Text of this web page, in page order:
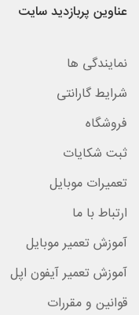
عناوین پربازدید سایت
نمایندگی ها
شرایط گارانتی
فروشگاه
ثبت شکایات
تعمیرات موبایل
ارتباط با ما
آموزش تعمیر موبایل
آموزش تعمیر آیفون اپل
قوانین و مقررات